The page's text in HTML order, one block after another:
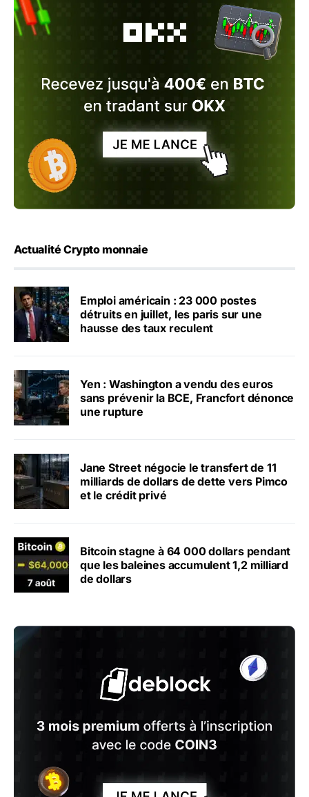
Actualité Crypto monnaie
Emploi américain : 23 000 postes
détruits en juillet, les paris sur une
hausse des taux reculent
Yen : Washington a vendu des euros
sans prévenir la BCE, Francfort dénonce
une rupture
Jane Street négocie le transfert de 11
milliards de dollars de dette vers Pimco
et le crédit privé
Bitcoin stagne à 64 000 dollars pendant
que les baleines accumulent 1,2 milliard
de dollars